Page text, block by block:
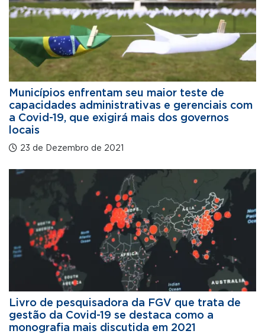
Municípios enfrentam seu maior teste de
capacidades administrativas e gerenciais com
a Covid-19, que exigirá mais dos governos
locais
23 de Dezembro de 2021
Livro de pesquisadora da FGV que trata de
gestão da Covid-19 se destaca como a
monografia mais discutida em 2021